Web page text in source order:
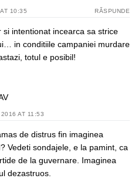
10:35 RĂSPUNDE
si intentionat incearca sa strice
in conditiile campaniei murdare
totul e posibil!
AT 11:53
de distrus fin imaginea
Vedeti sondajele, e la pamint, ca
de la guvernare. Imaginea
dezastruos.